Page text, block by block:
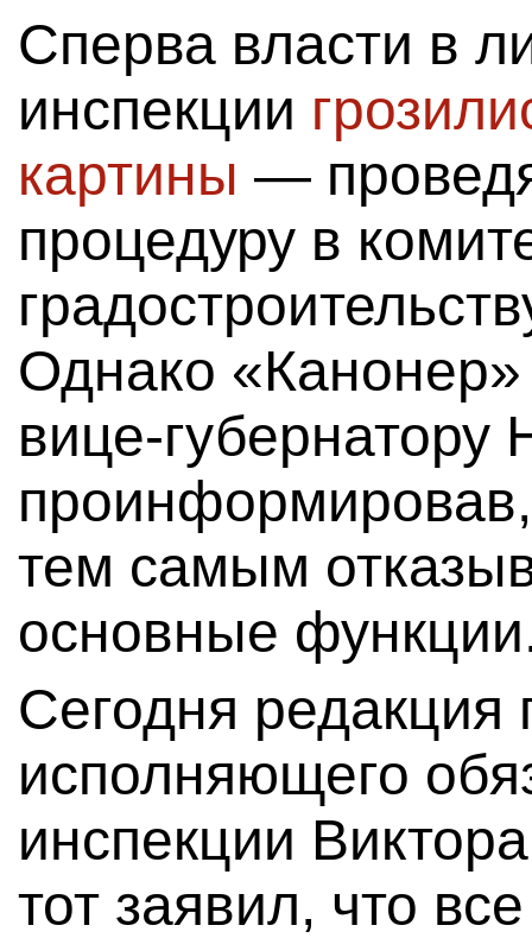
Сперва власти в
инспекции
картины —
процедуру в
Однако
вице-
тем самым
основные
Сегодня редакция
исполняющего
инспекции
тот заявил, что